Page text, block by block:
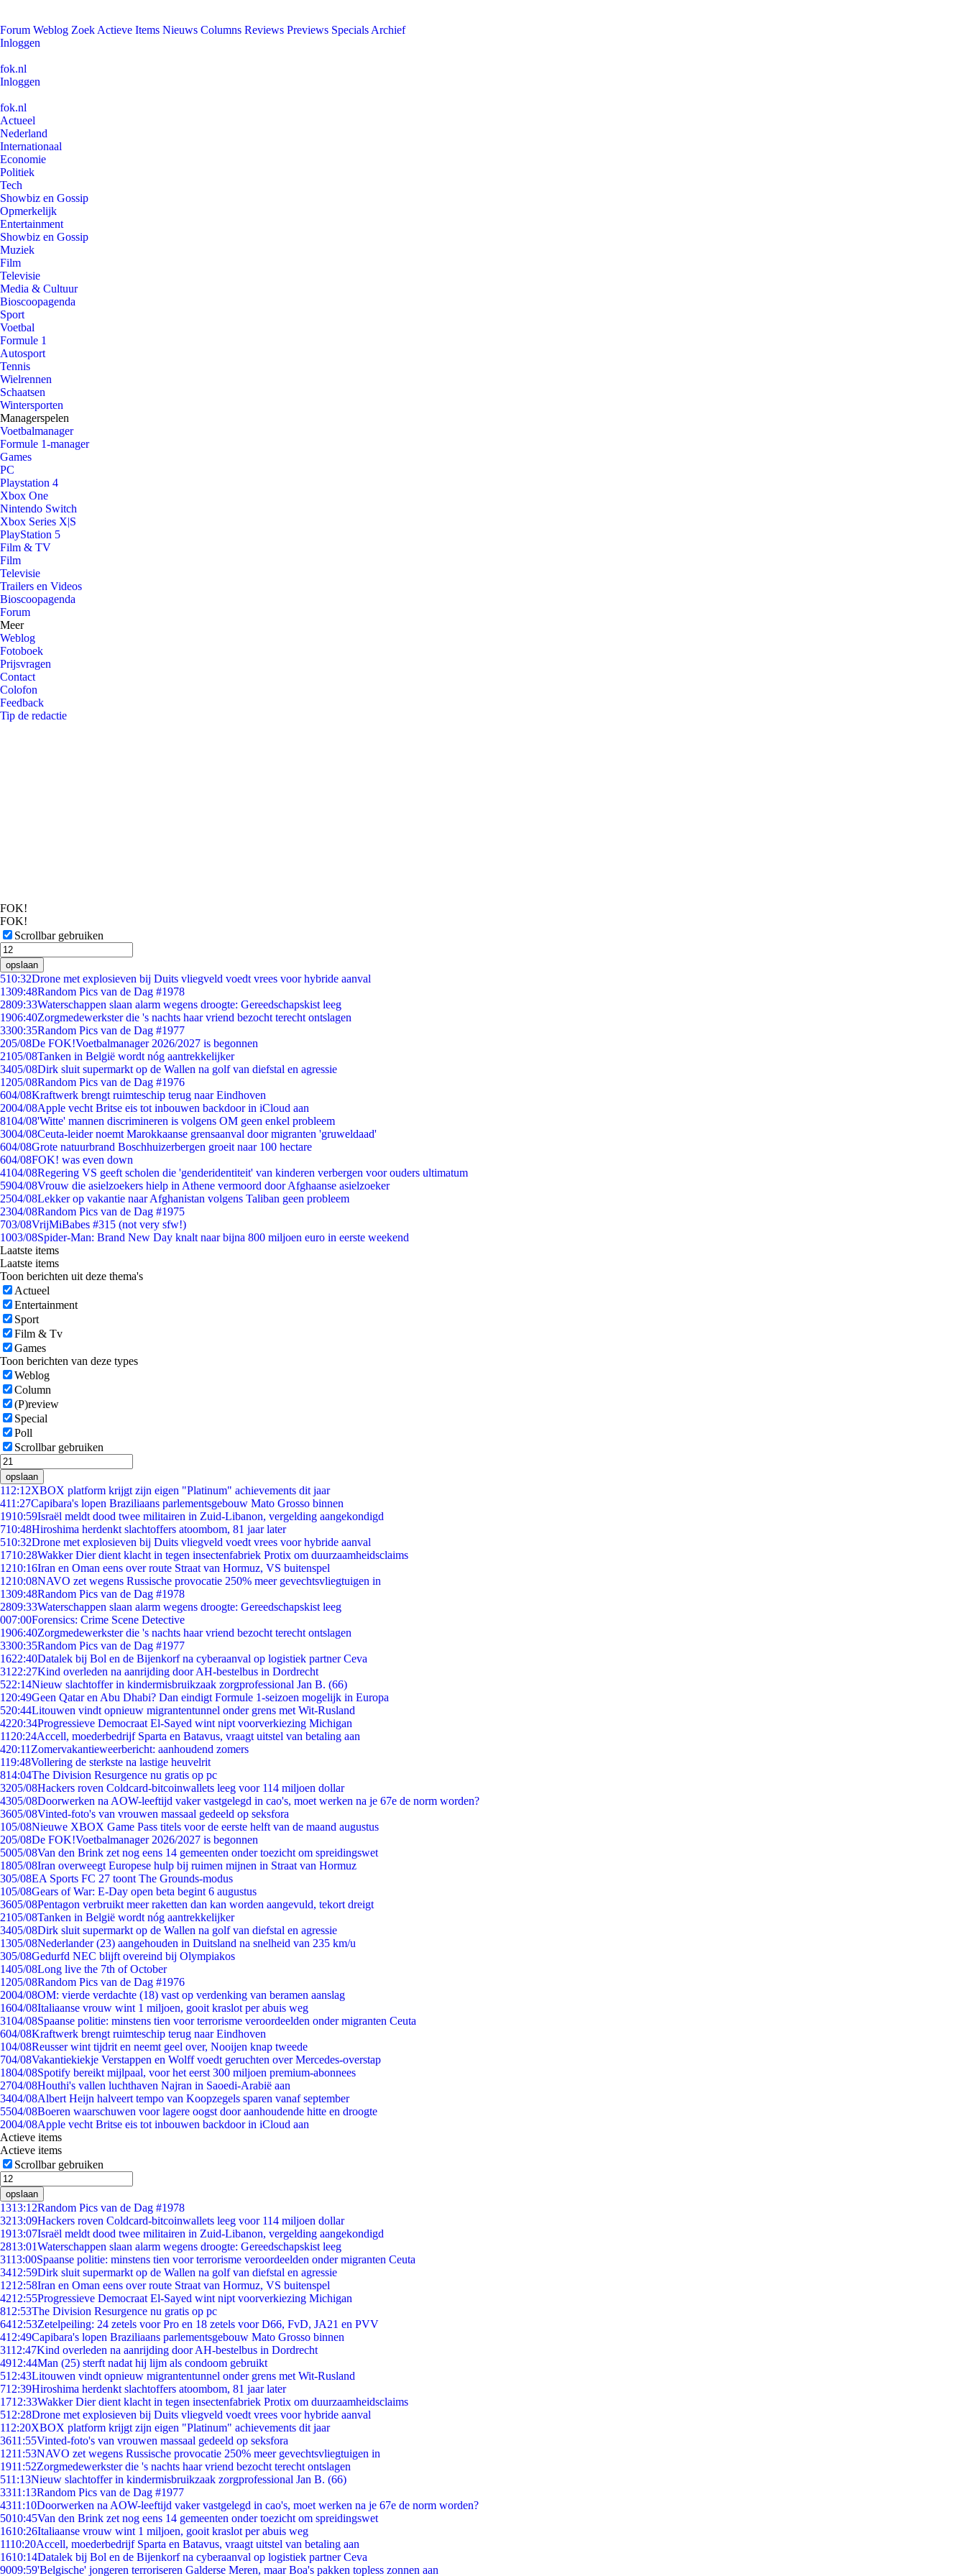
Forum Weblog Zoek Actieve Items Nieuws Columns Reviews Previews Specials Archief
Inloggen
fok.nl
Inloggen
fok.nl
Actueel
Nederland
Internationaal
Economie
Politiek
Tech
Showbiz en Gossip
Opmerkelijk
Entertainment
Showbiz en Gossip
Muziek
Film
Televisie
Media & Cultuur
Bioscoopagenda
Sport
Voetbal
Formule 1
Autosport
Tennis
Wielrennen
Schaatsen
Wintersporten
Managerspelen
Voetbalmanager
Formule 1-manager
Games
PC
Playstation 4
Xbox One
Nintendo Switch
Xbox Series X|S
PlayStation 5
Film & TV
Film
Televisie
Trailers en Videos
Bioscoopagenda
Forum
Meer
Weblog
Fotoboek
Prijsvragen
Contact
Colofon
Feedback
Tip de redactie
FOK!
FOK!
Scrollbar gebruiken
opslaan
510:32Drone met explosieven bij Duits vliegveld voedt vrees voor hybride aanval
1309:48Random Pics van de Dag #1978
2809:33Waterschappen slaan alarm wegens droogte: Gereedschapskist leeg
1906:40Zorgmedewerkster die 's nachts haar vriend bezocht terecht ontslagen
3300:35Random Pics van de Dag #1977
205/08De FOK!Voetbalmanager 2026/2027 is begonnen
2105/08Tanken in België wordt nóg aantrekkelijker
3405/08Dirk sluit supermarkt op de Wallen na golf van diefstal en agressie
1205/08Random Pics van de Dag #1976
604/08Kraftwerk brengt ruimteschip terug naar Eindhoven
2004/08Apple vecht Britse eis tot inbouwen backdoor in iCloud aan
8104/08'Witte' mannen discrimineren is volgens OM geen enkel probleem
3004/08Ceuta-leider noemt Marokkaanse grensaanval door migranten 'gruweldaad'
604/08Grote natuurbrand Boschhuizerbergen groeit naar 100 hectare
604/08FOK! was even down
4104/08Regering VS geeft scholen die 'genderidentiteit' van kinderen verbergen voor ouders ultimatum
5904/08Vrouw die asielzoekers hielp in Athene vermoord door Afghaanse asielzoeker
2504/08Lekker op vakantie naar Afghanistan volgens Taliban geen probleem
2304/08Random Pics van de Dag #1975
703/08VrijMiBabes #315 (not very sfw!)
1003/08Spider-Man: Brand New Day knalt naar bijna 800 miljoen euro in eerste weekend
Laatste items
Laatste items
Toon berichten uit deze thema's
Actueel
Entertainment
Sport
Film & Tv
Games
Toon berichten van deze types
Weblog
Column
(P)review
Special
Poll
Scrollbar gebruiken
opslaan
112:12XBOX platform krijgt zijn eigen "Platinum" achievements dit jaar
411:27Capibara's lopen Braziliaans parlementsgebouw Mato Grosso binnen
1910:59Israël meldt dood twee militairen in Zuid-Libanon, vergelding aangekondigd
710:48Hiroshima herdenkt slachtoffers atoombom, 81 jaar later
510:32Drone met explosieven bij Duits vliegveld voedt vrees voor hybride aanval
1710:28Wakker Dier dient klacht in tegen insectenfabriek Protix om duurzaamheidsclaims
1210:16Iran en Oman eens over route Straat van Hormuz, VS buitenspel
1210:08NAVO zet wegens Russische provocatie 250% meer gevechtsvliegtuigen in
1309:48Random Pics van de Dag #1978
2809:33Waterschappen slaan alarm wegens droogte: Gereedschapskist leeg
007:00Forensics: Crime Scene Detective
1906:40Zorgmedewerkster die 's nachts haar vriend bezocht terecht ontslagen
3300:35Random Pics van de Dag #1977
1622:40Datalek bij Bol en de Bijenkorf na cyberaanval op logistiek partner Ceva
31 22:27Kind overleden na aanrijding door AH-bestelbus in Dordrecht
522:14Nieuw slachtoffer in kindermisbruikzaak zorgprofessional Jan B. (66)
1 20:49Geen Qatar en Abu Dhabi? Dan eindigt Formule 1-seizoen mogelijk in Europa
520:44Litouwen vindt opnieuw migrantentunnel onder grens met Wit-Rusland
4220:34Progressieve Democraat El-Sayed wint nipt voorverkiezing Michigan
11 20:24Accell, moederbedrijf Sparta en Batavus, vraagt uitstel van betaling aan
420:11 Zomervakantieweerbericht: aanhoudend zomers
119:48Vollering de sterkste na lastige heuvelrit
814:04The Division Resurgence nu gratis op pc
3205/08Hackers roven Coldcard-bitcoinwallets leeg voor 114 miljoen dollar
4305/08Doorwerken na AOW-leeftijd vaker vastgelegd in cao's, moet werken na je 67e de norm worden?
3605/08Vinted-foto's van vrouwen massaal gedeeld op seksfora
105/08Nieuwe XBOX Game Pass titels voor de eerste helft van de maand augustus
205/08De FOK!Voetbalmanager 2026/2027 is begonnen
5005/08Van den Brink zet nog eens 14 gemeenten onder toezicht om spreidingswet
1805/08Iran overweegt Europese hulp bij ruimen mijnen in Straat van Hormuz
305/08EA Sports FC 27 toont The Grounds-modus
105/08Gears of War: E-Day open beta begint 6 augustus
3605/08Pentagon verbruikt meer raketten dan kan worden aangevuld, tekort dreigt
2105/08Tanken in België wordt nóg aantrekkelijker
3405/08Dirk sluit supermarkt op de Wallen na golf van diefstal en agressie
1305/08Nederlander (23) aangehouden in Duitsland na snelheid van 235 km/u
305/08Gedurfd NEC blijft overeind bij Olympiakos
1405/08Long live the 7th of October
1205/08Random Pics van de Dag #1976
2004/08OM: vierde verdachte (18) vast op verdenking van beramen aanslag
1604/08Italiaanse vrouw wint 1 miljoen, gooit kraslot per abuis weg
3104/08Spaanse politie: minstens tien voor terrorisme veroordeelden onder migranten Ceuta
604/08Kraftwerk brengt ruimteschip terug naar Eindhoven
104/08Reusser wint tijdrit en neemt geel over, Nooijen knap tweede
704/08Vakantiekiekje Verstappen en Wolff voedt geruchten over Mercedes-overstap
1804/08Spotify bereikt mijlpaal, voor het eerst 300 miljoen premium-abonnees
2704/08Houthi's vallen luchthaven Najran in Saoedi-Arabië aan
3404/08Albert Heijn halveert tempo van Koopzegels sparen vanaf september
5504/08Boeren waarschuwen voor lagere oogst door aanhoudende hitte en droogte
2004/08Apple vecht Britse eis tot inbouwen backdoor in iCloud aan
Actieve items
Actieve items
Scrollbar gebruiken
opslaan
1313:12Random Pics van de Dag #1978
3213:09Hackers roven Coldcard-bitcoinwallets leeg voor 114 miljoen dollar
1913:07Israël meldt dood twee militairen in Zuid-Libanon, vergelding aangekondigd
2813:01Waterschappen slaan alarm wegens droogte: Gereedschapskist leeg
3113:00Spaanse politie: minstens tien voor terrorisme veroordeelden onder migranten Ceuta
3412:59Dirk sluit supermarkt op de Wallen na golf van diefstal en agressie
1212:58Iran en Oman eens over route Straat van Hormuz, VS buitenspel
4212:55Progressieve Democraat El-Sayed wint nipt voorverkiezing Michigan
812:53The Division Resurgence nu gratis op pc
6412:53Zetelpeiling: 24 zetels voor Pro en 18 zetels voor D66, FvD, JA21 en PVV
412:49Capibara's lopen Braziliaans parlementsgebouw Mato Grosso binnen
3112:47Kind overleden na aanrijding door AH-bestelbus in Dordrecht
4912:44Man (25) sterft nadat hij lijm als condoom gebruikt
512:43Litouwen vindt opnieuw migrantentunnel onder grens met Wit-Rusland
712:39Hiroshima herdenkt slachtoffers atoombom, 81 jaar later
1712:33Wakker Dier dient klacht in tegen insectenfabriek Protix om duurzaamheidsclaims
512:28Drone met explosieven bij Duits vliegveld voedt vrees voor hybride aanval
112:20XBOX platform krijgt zijn eigen "Platinum" achievements dit jaar
3611:55Vinted-foto's van vrouwen massaal gedeeld op seksfora
1211:53NAVO zet wegens Russische provocatie 250% meer gevechtsvliegtuigen in
1911:52Zorgmedewerkster die 's nachts haar vriend bezocht terecht ontslagen
511:13Nieuw slachtoffer in kindermisbruikzaak zorgprofessional Jan B. (66)
3311:13Random Pics van de Dag #1977
4311:10Doorwerken na AOW-leeftijd vaker vastgelegd in cao's, moet werken na je 67e de norm worden?
5010:45Van den Brink zet nog eens 14 gemeenten onder toezicht om spreidingswet
1610:26Italiaanse vrouw wint 1 miljoen, gooit kraslot per abuis weg
1110:20Accell, moederbedrijf Sparta en Batavus, vraagt uitstel van betaling aan
1610:14Datalek bij Bol en de Bijenkorf na cyberaanval op logistiek partner Ceva
9009:59'Belgische' jongeren terroriseren Galderse Meren, maar Boa's pakken topless zonnen aan